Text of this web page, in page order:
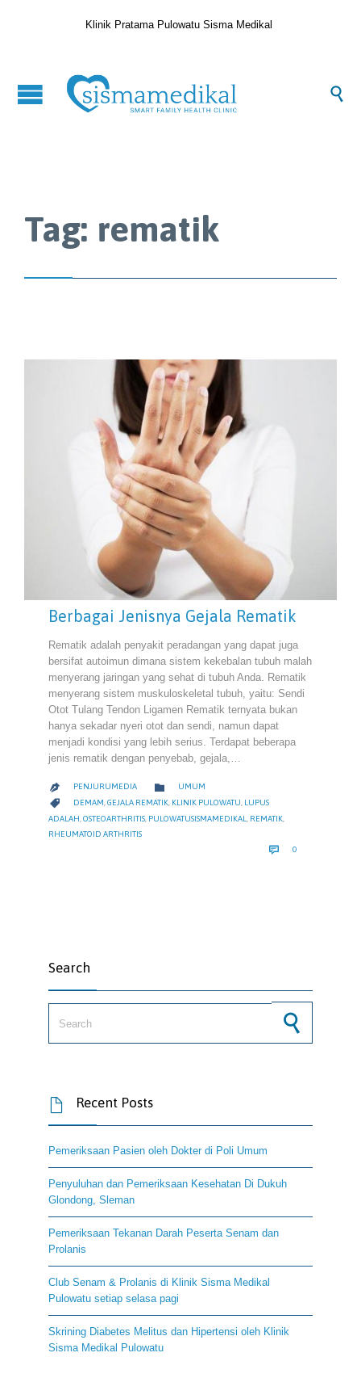
Klinik Pratama Pulowatu Sisma Medikal

Tag: rematik
Berbagai Jenisnya Gejala Rematik
Rematik adalah penyakit peradangan yang dapat juga
bersifat autoimun dimana sistem kekebalan tubuh malah
menyerang jaringan yang sehat di tubuh Anda. Rematik
menyerang sistem muskuloskeletal tubuh, yaitu: Sendi
Otot Tulang Tendon Ligamen Rematik ternyata bukan
hanya sekadar nyeri otot dan sendi, namun dapat
menjadi kondisi yang lebih serius. Terdapat beberapa
jenis rematik dengan penyebab, gejala,…
 PENJURUMEDIA  CATEGORY
UMUM
 CATEGORY
DEMAM,GEJALA REMATIK, KLINIK PULOWATU, LUPUS
ADALAH OSTEOARTHRITIS PULOWATUSISMAMEDIKAL REMATIK
RHEUMATOID ARTHRITIS
 0
Search
 Recent Posts
Pemeriksaan Pasien oleh Dokter di Poli Umum
Penyuluhan dan Pemeriksaan Kesehatan Di Dukuh
Glondong, Sleman
Pemeriksaan Tekanan Darah Peserta Senam dan
Prolanis
Club Senam & Prolanis di Klinik Sisma Medikal
Pulowatu setiap selasa pagi
Skrining Diabetes Melitus dan Hipertensi oleh Klinik
Sisma Medikal Pulowatu